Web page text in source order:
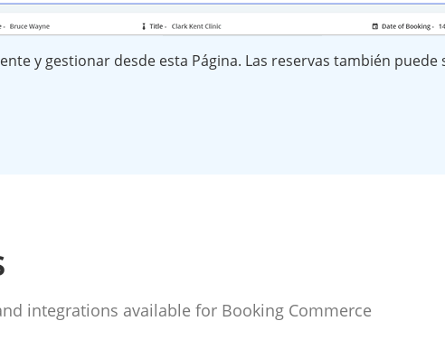
y gestionar desde esta Página. Las reservas también
integrations available for Booking Commerce